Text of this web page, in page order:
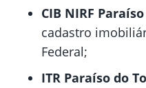
CIB NIRF
cadastro
Federal;
ITR Paraíso do